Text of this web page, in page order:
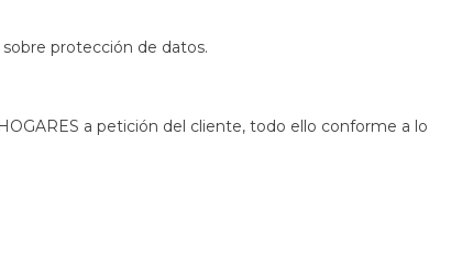
protección de datos.
a petición del cliente, todo ello conforme a lo